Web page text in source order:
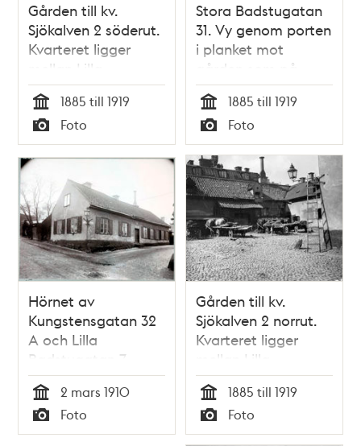
Gården till kv.
Sjökalven 2 söderut.
Kvarteret ligger
mellan Lilla
Badstugatan 4 och
Stora Badstugatan
31. Huset med
sotarna ligger vid
Lilla Badstugatan 1.
Nuv. Sveavägen
söder om
Kungstensgatan
Tid
1885 till 1919
Typ
Foto
Stora Badstugatan
31. Vy genom porten
i planket mot
gården som på
andra sidan vetter
mot Lilla
Badstugatan 4
Tid
1885 till 1919
Typ
Foto
Hörnet av
Kungstensgatan 32
A och Lilla
Badstugatan 7
Tid
2 mars 1910
Typ
Foto
Gården till kv.
Sjökalven 2 norrut.
Kvarteret ligger
mellan Lilla
Badstugatan 4 och
Stora Badstugatan
31. Nuv. Sveavägen
söder om
Tid
1885 till 1919
Typ
Foto